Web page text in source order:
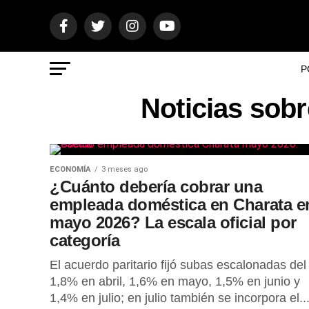
Noticias
ECONOMÍA 3 meses ago
¿Cuánto debería cobrar una
empleada doméstica en Charata
mayo 2026? La escala oficial por
categoría
El acuerdo paritario fijó subas escalonadas del
1,8% en abril, 1,6% en mayo, 1,5% en junio y
1,4% en julio; en julio también se incorpora el...